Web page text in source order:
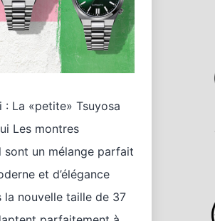
: La «petite» Tsuyosa
Les montres
un mélange parfait
et d’élégance
la nouvelle taille de 37